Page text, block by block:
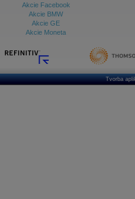
Akcie Facebook
Akcie BMW
Akcie GE
Akcie Moneta
Tvorba